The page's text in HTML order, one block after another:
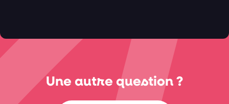
Une autre question ?